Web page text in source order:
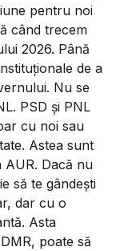
pentru noi
când trecem
2026. Până
de a
Nu se
PSD și PNL
cu noi sau
Astea sunt
AUR. Dacă nu
să te gândești
dar cu o
Asta
poate să